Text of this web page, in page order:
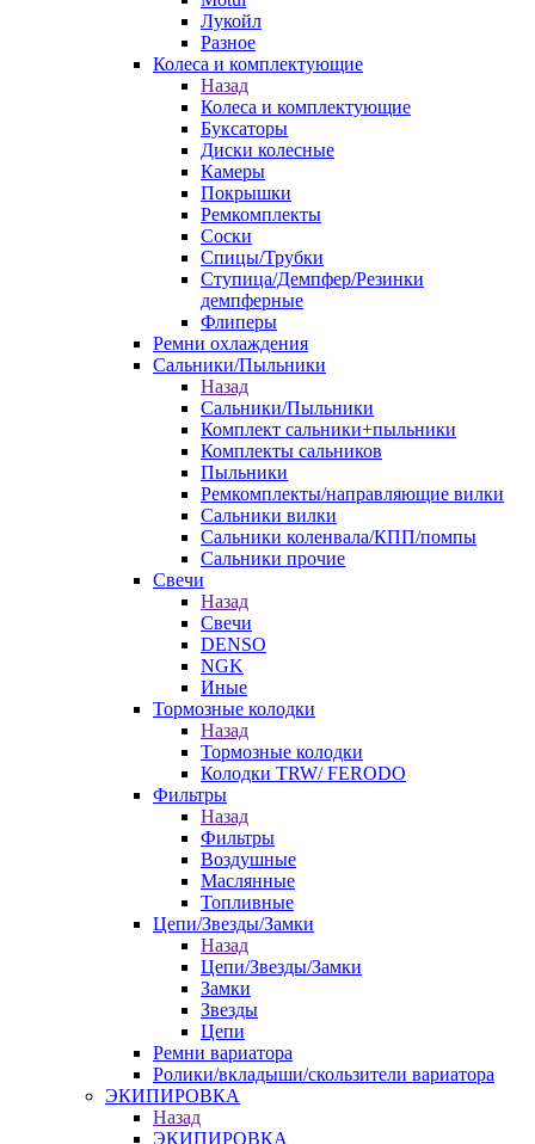
Лукойл
Разное
Колеса и комплектующие
Назад
Колеса и комплектующие
Буксаторы
Диски колесные
Камеры
Покрышки
Ремкомплекты
Соски
Спицы/Трубки
Ступица/Демпфер/Резинки
демпферные
Флиперы
Ремни охлаждения
Сальники/Пыльники
Назад
Сальники/Пыльники
Комплект сальники+пыльники
Комплекты сальников
Пыльники
Ремкомплекты/направляющие вилки
Сальники вилки
Сальники коленвала/КПП/помпы
Сальники прочие
Свечи
Назад
Свечи
DENSO
NGK
Иные
Тормозные колодки
Назад
Тормозные колодки
Колодки TRW/ FERODO
Фильтры
Назад
Фильтры
Воздушные
Маслянные
Топливные
Цепи/Звезды/Замки
Назад
Цепи/Звезды/Замки
Замки
Звезды
Цепи
Ремни вариатора
Ролики/вкладыши/скользители вариатора
ЭКИПИРОВКА
Назад
ЭКИПИРОВКА